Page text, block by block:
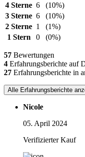
4 Sterne 6
(10%)
3 Sterne 6
(10%)
2 Sterne 1
(1%)
1 Stern
0 (0%)
57 Bewertungen
4 Erfahrungsberichte auf
27 Erfahrungsberichte in
Alle Erfahrungsberichte
Nicole
05. April 2024
Verifizierter Kauf